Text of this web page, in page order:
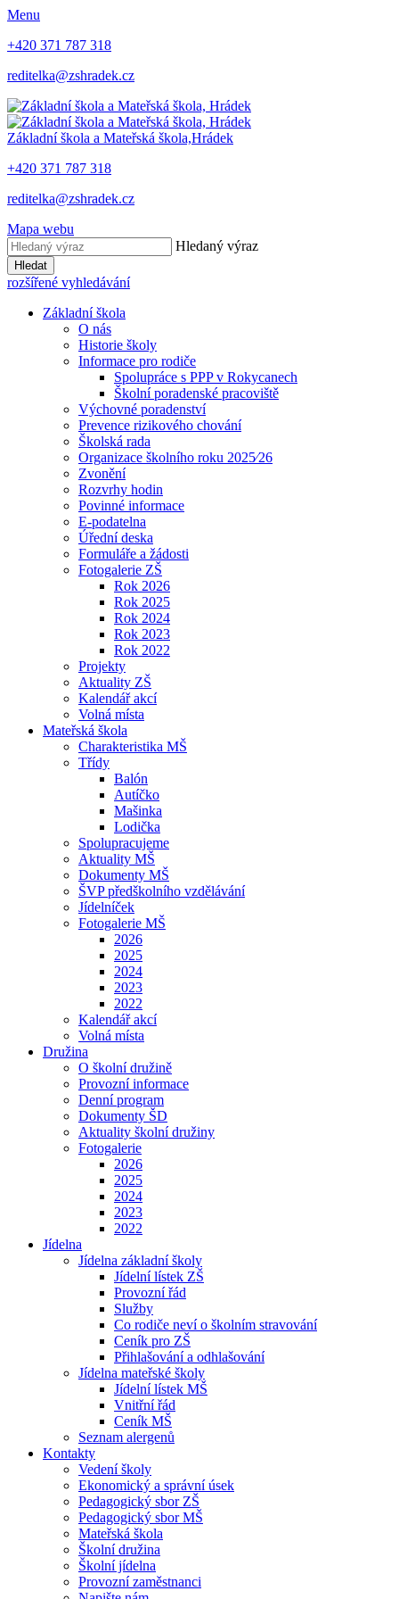
Menu
+420 371 787 318
reditelka@zshradek.cz
Základní škola a Mateřská škola,Hrádek
+420 371 787 318
reditelka@zshradek.cz
Mapa webu
Hledaný výraz
Hledat
rozšířené vyhledávání
Základní škola
O nás
Historie školy
Informace pro rodiče
Spolupráce s PPP v Rokycanech
Školní poradenské pracoviště
Výchovné poradenství
Prevence rizikového chování
Školská rada
Organizace školního roku 2025⁄26
Zvonění
Rozvrhy hodin
Povinné informace
E-podatelna
Úřední deska
Formuláře a žádosti
Fotogalerie ZŠ
Rok 2026
Rok 2025
Rok 2024
Rok 2023
Rok 2022
Projekty
Aktuality ZŠ
Kalendář akcí
Volná místa
Mateřská škola
Charakteristika MŠ
Třídy
Balón
Autíčko
Mašinka
Lodička
Spolupracujeme
Aktuality MŠ
Dokumenty MŠ
ŠVP předškolního vzdělávání
Jídelníček
Fotogalerie MŠ
2026
2025
2024
2023
2022
Kalendář akcí
Volná místa
Družina
O školní družině
Provozní informace
Denní program
Dokumenty ŠD
Aktuality školní družiny
Fotogalerie
2026
2025
2024
2023
2022
Jídelna
Jídelna základní školy
Jídelní lístek ZŠ
Provozní řád
Služby
Co rodiče neví o školním stravování
Ceník pro ZŠ
Přihlašování a odhlašování
Jídelna mateřské školy
Jídelní lístek MŠ
Vnitřní řád
Ceník MŠ
Seznam alergenů
Kontakty
Vedení školy
Ekonomický a správní úsek
Pedagogický sbor ZŠ
Pedagogický sbor MŠ
Mateřská škola
Školní družina
Školní jídelna
Provozní zaměstnanci